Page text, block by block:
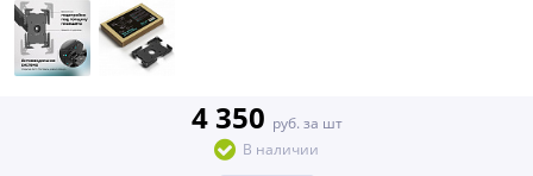
4 350 руб. за шт
В наличии